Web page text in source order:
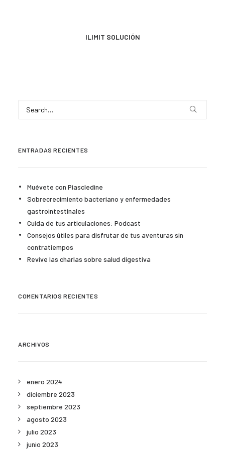
MÁS INFORMACIÓN
ILIMIT SOLUCIÓN
ENTRADAS RECIENTES
Muévete con Piascledine
Sobrecrecimiento bacteriano y enfermedades
gastrointestinales
Cuida de tus articulaciones: Podcast
Consejos útiles para disfrutar de tus aventuras sin
contratiempos
Revive las charlas sobre salud digestiva
COMENTARIOS RECIENTES
ARCHIVOS
enero 2024
diciembre 2023
septiembre 2023
agosto 2023
julio 2023
junio 2023